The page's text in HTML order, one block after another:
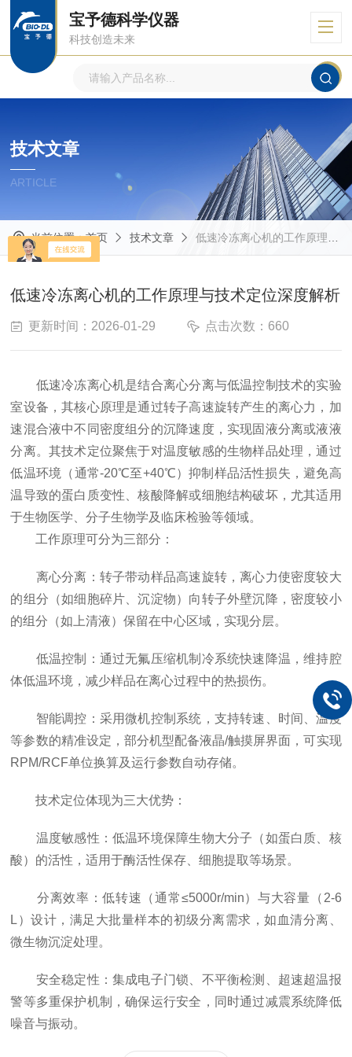
宝予德科学仪器
科技创造未来
技术文章
ARTICLE
当前位置：首页 技术文章 低速冷冻离心机的工作原理与技术定位深度解析
低速冷冻离心机的工作原理与技术定位深度解析
更新时间：2026-01-29 点击次数：660
低速冷冻离心机是结合离心分离与低温控制技术的实验
室设备，其核心原理是通过转子高速旋转产生的离心力，加
速混合液中不同密度组分的沉降速度，实现固液分离或液液
分离。其技术定位聚焦于对温度敏感的生物样品处理，通过
低温环境（通常-20℃至+40℃）抑制样品活性损失，避免高
温导致的蛋白质变性、核酸降解或细胞结构破坏，尤其适用
于生物医学、分子生物学及临床检验等领域。
工作原理可分为三部分：
离心分离：转子带动样品高速旋转，离心力使密度较大
的组分（如细胞碎片、沉淀物）向转子外壁沉降，密度较小
的组分（如上清液）保留在中心区域，实现分层。
低温控制：通过无氟压缩机制冷系统快速降温，维持腔
体低温环境，减少样品在离心过程中的热损伤。
智能调控：采用微机控制系统，支持转速、时间、温度
等参数的精准设定，部分机型配备液晶/触摸屏界面，可实现
RPM/RCF单位换算及运行参数自动存储。
技术定位体现为三大优势：
温度敏感性：低温环境保障生物大分子（如蛋白质、核
酸）的活性，适用于酶活性保存、细胞提取等场景。
分离效率：低转速（通常≤5000r/min）与大容量（2-6
L）设计，满足大批量样本的初级分离需求，如血清分离、
微生物沉淀处理。
安全稳定性：集成电子门锁、不平衡检测、超速超温报
警等多重保护机制，确保运行安全，同时通过减震系统降低
噪音与振动。